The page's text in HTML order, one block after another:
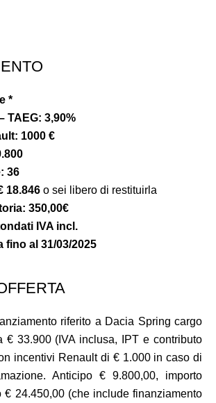
*
TAEG: 3,90%
1000 €
36
18.846 o sei libero di restituirla
350,00€
IVA incl.
fino al 31/03/2025
riferito a Dacia Spring cargo
€ 33.900 (IVA inclusa, IPT e contributo
incentivi Renault di € 1.000 in caso di
Anticipo € 9.800,00, importo
€ 24.450,00 (che include finanziamento